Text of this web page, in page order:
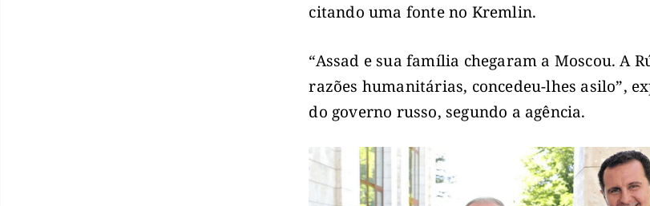
citando uma fonte no Kremlin.
“Assad e sua família chegaram a Moscou. A
razões humanitárias, concedeu-lhes asilo”,
do governo russo, segundo a agência.